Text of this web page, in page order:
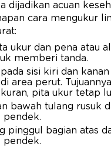
dijadikan acuan
cara mengukur
ukur dan pena atau
memberi tanda.
sisi kiri dan kanan
area perut.
pita ukur tetap
bawah tulang rusuk
pendek.
pinggul bagian atas
pendek.